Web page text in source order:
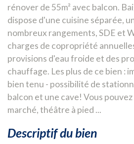
rénover de 55m² avec balcon.
dispose d'une cuisine séparée,
nombreux rangements, SDE et
charges de copropriété
provisions d'eau froide et des
chauffage. Les plus de ce bien :
bien tenu - possibilité de
balcon et une cave! Vous pouvez
marché, théâtre à pied ...
descriptif du bien